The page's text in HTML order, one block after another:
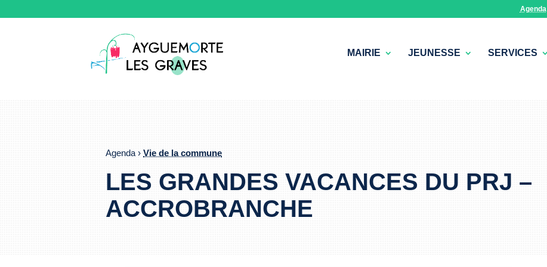
Agenda
MAIRIE JEUNESSE SERVICES
Agenda ›Vie de la commune
LES GRANDES VACANCES DU PRJ –
ACCROBRANCHE